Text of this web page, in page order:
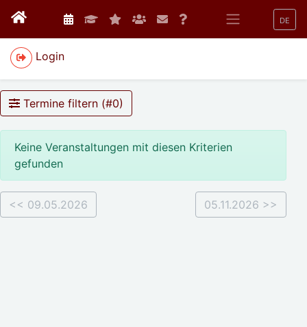
DE
Login
Termine filtern (#0)
Keine Veranstaltungen mit diesen Kriterien
gefunden
<< 09.05.2026 05.11.2026 >>